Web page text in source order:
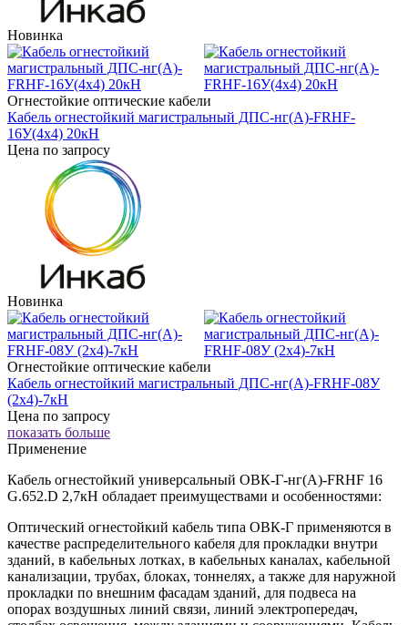
Новинка
Огнестойкие оптические кабели
Кабель огнестойкий магистральный ДПС-нг(А)-FRHF-
16У(4х4) 20кН
Цена по запросу
Новинка
Огнестойкие оптические кабели
Кабель огнестойкий магистральный ДПС-нг(А)-FRHF-08У
(2x4)-7кН
Цена по запросу
показать больше
Применение
Кабель огнестойкий универсальный ОВК-Г-нг(А)-FRHF 16
G.652.D 2,7кН обладает преимуществами и особенностями:
Оптический огнестойкий кабель типа ОВК-Г применяются в
качестве распределительного кабеля для прокладки внутри
зданий, в кабельных лотках, в кабельных каналах, кабельной
канализации, трубах, блоках, тоннелях, а также для наружной
прокладки по внешним фасадам зданий, для подвеса на
опорах воздушных линий связи, линий электропередач,